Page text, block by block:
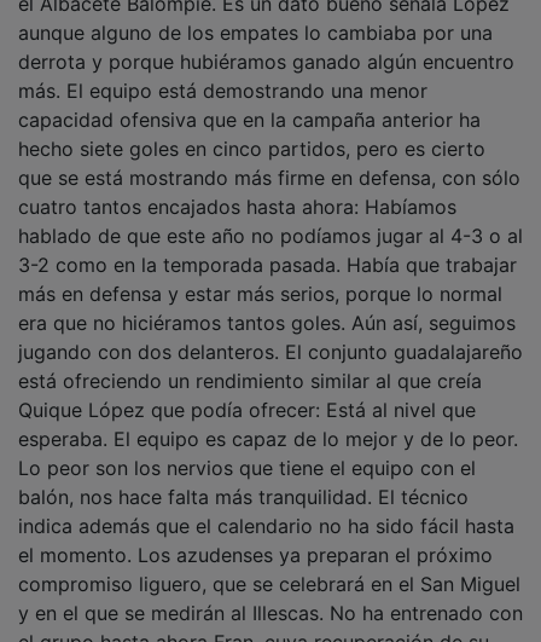
aunque alguno de los empates lo cambiaba por una
derrota y porque hubiéramos ganado algún encuentro
más. El equipo está demostrando una menor
capacidad ofensiva que en la campaña anterior ha
hecho siete goles en cinco partidos, pero es cierto
que se está mostrando más firme en defensa, con sólo
cuatro tantos encajados hasta ahora: Habíamos
hablado de que este año no podíamos jugar al 4-3 o al
3-2 como en la temporada pasada. Había que trabajar
más en defensa y estar más serios, porque lo normal
era que no hiciéramos tantos goles. Aún así, seguimos
jugando con dos delanteros. El conjunto guadalajareño
está ofreciendo un rendimiento similar al que creía
Quique López que podía ofrecer: Está al nivel que
esperaba. El equipo es capaz de lo mejor y de lo peor.
Lo peor son los nervios que tiene el equipo con el
balón, nos hace falta más tranquilidad. El técnico
indica además que el calendario no ha sido fácil hasta
el momento. Los azudenses ya preparan el próximo
compromiso liguero, que se celebrará en el San Miguel
y en el que se medirán al Illescas. No ha entrenado con
el grupo hasta ahora Fran, cuya recuperación de su